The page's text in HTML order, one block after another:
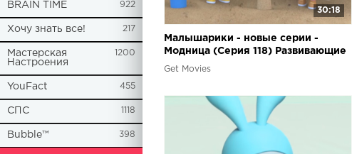
BRAIN TIME 922
Хочу знать все! 217
Мастерская
Настроения
1200
YouFact 455
СПС 1118
Bubble™ 398
30:18
Малышарики - новые серии -
Модница (Серия 118) Развивающие
мультики для самых маленьких
Get Movies